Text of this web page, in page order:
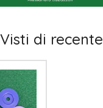
Visti di recente